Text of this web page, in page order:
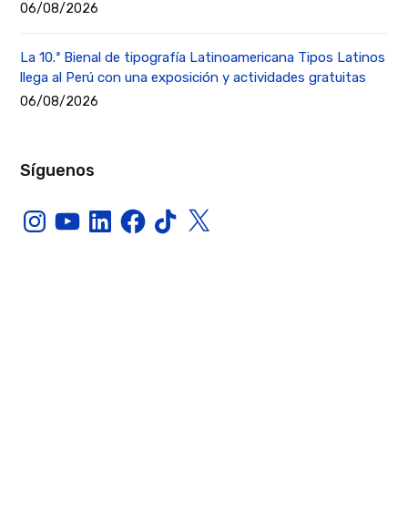
06/08/2026
La 10.ª Bienal de tipografía Latinoamericana Tipos Latinos
llega al Perú con una exposición y actividades gratuitas
06/08/2026
Síguenos
InstagramYouTubeLinkedInFacebook
TikTokX